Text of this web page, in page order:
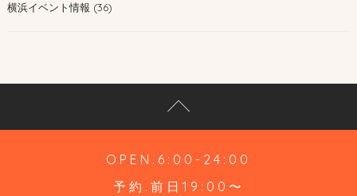
横浜イベント情報 (36)
OPEN.6:00-24:00
予約.前日19:00〜